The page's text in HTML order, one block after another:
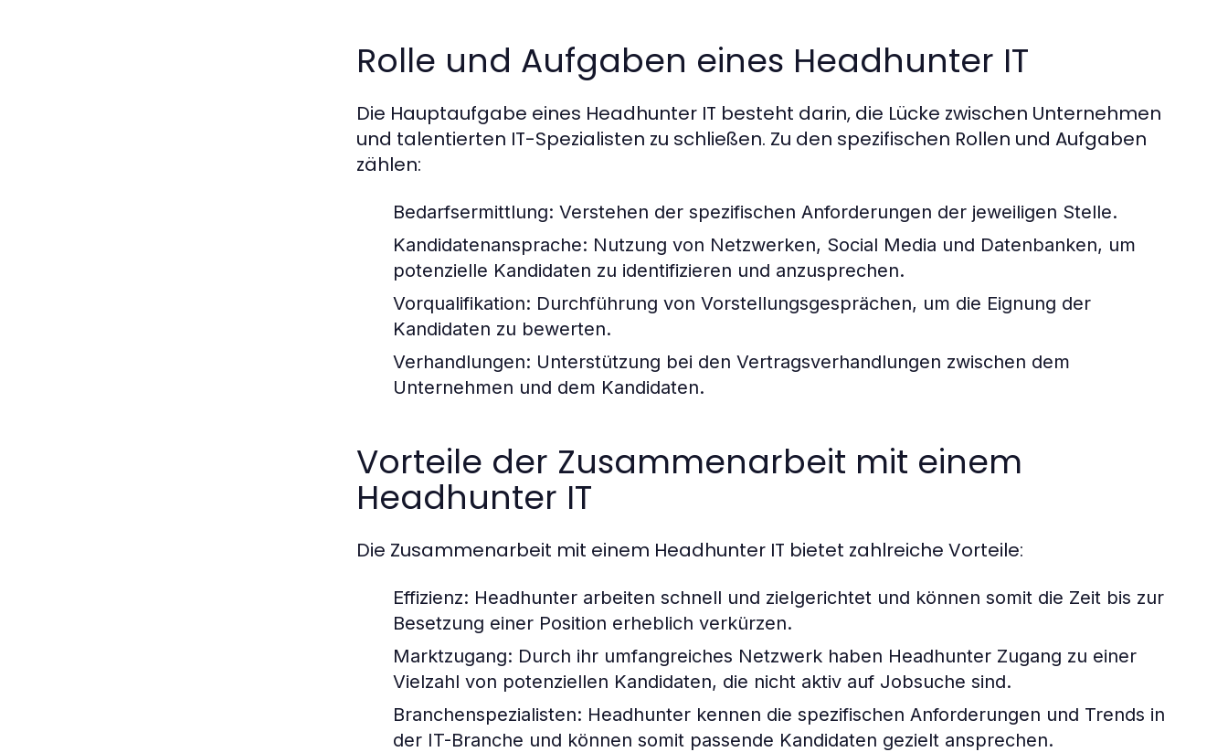
Rolle und Aufgaben eines Headhunter IT
Die Hauptaufgabe eines Headhunter IT besteht darin, die Lücke zwischen Unternehmen
und talentierten IT-Spezialisten zu schließen. Zu den spezifischen Rollen und Aufgaben
zählen:
Bedarfsermittlung: Verstehen der spezifischen Anforderungen der jeweiligen Stelle.
Kandidatenansprache: Nutzung von Netzwerken, Social Media und Datenbanken, um
potenzielle Kandidaten zu identifizieren und anzusprechen.
Vorqualifikation: Durchführung von Vorstellungsgesprächen, um die Eignung der
Kandidaten zu bewerten.
Verhandlungen: Unterstützung bei den Vertragsverhandlungen zwischen dem
Unternehmen und dem Kandidaten.
Vorteile der Zusammenarbeit mit einem
Headhunter IT
Die Zusammenarbeit mit einem Headhunter IT bietet zahlreiche Vorteile:
Effizienz: Headhunter arbeiten schnell und zielgerichtet und können somit die Zeit bis zur
Besetzung einer Position erheblich verkürzen.
Marktzugang: Durch ihr umfangreiches Netzwerk haben Headhunter Zugang zu einer
Vielzahl von potenziellen Kandidaten, die nicht aktiv auf Jobsuche sind.
Branchenspezialisten: Headhunter kennen die spezifischen Anforderungen und Trends in
der IT-Branche und können somit passende Kandidaten gezielt ansprechen.